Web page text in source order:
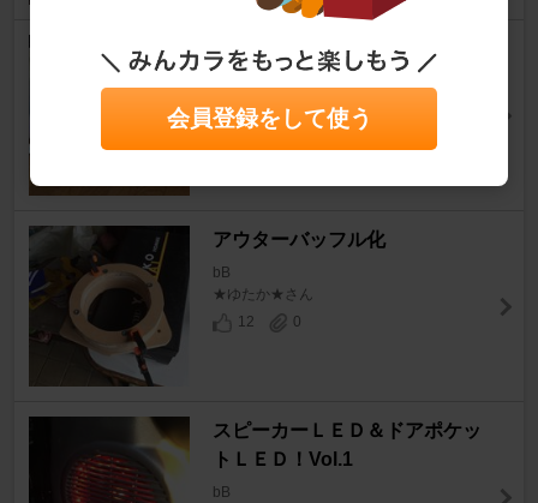
ロックフォード P2D28
次元@BNR32さん
16
0
アウターバッフル化
bB
★ゆたか★さん
12
0
スピーカーＬＥＤ＆ドアポケッ
トＬＥＤ！Vol.1
bB
会員登録をして使う